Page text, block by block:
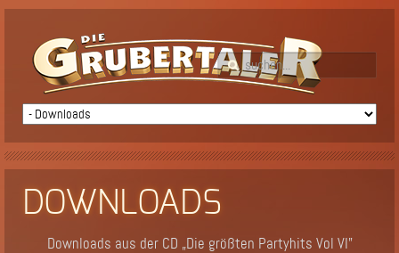
DOWNLOADS
Downloads aus der CD „Die größten Partyhits Vol VI"